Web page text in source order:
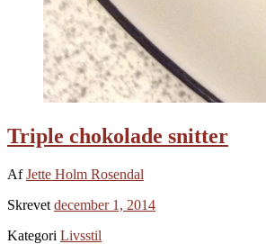
Triple chokolade snitter
AfJette Holm Rosendal
Skrevet december 1, 2014
Kategori Livsstil